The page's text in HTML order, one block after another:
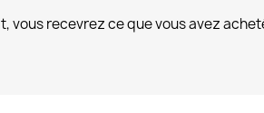
vous recevrez ce que vous avez